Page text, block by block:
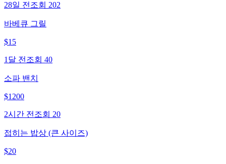
28일 전 조회 202
바베큐 그릴
$15
1달 전 조회 40
소파 밴치
$1200
2시간 전 조회 20
접히는 밥상 (큰 사이즈)
$20